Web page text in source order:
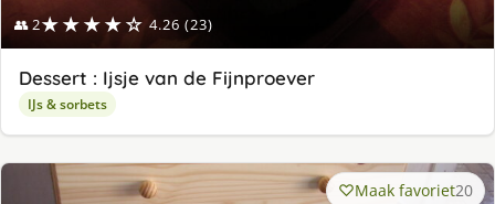
👥 2★★★★☆ 4.26 (23)
Dessert : Ijsje van de Fijnproever
IJs & sorbets
Maak favoriet20